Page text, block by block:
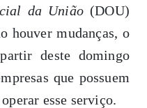
da União (DOU)
houver mudanças, o
deste domingo
que possuem
esse serviço.